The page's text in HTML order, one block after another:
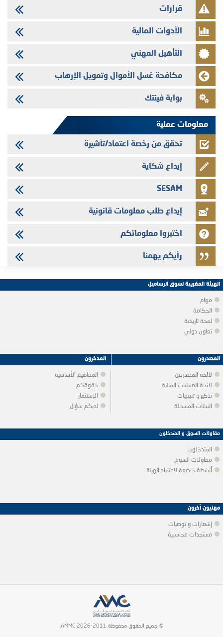
29/07/2026
تهنئة بمناسبة عيد العرش المجيد
29/07/2026
تنشر الهيئة المغربية لسوق الرساميل العدد الرابع عشر من مجلة سوق الرساميل
28/07/2026
Med Paper - تجاوز حد المساهمة 5%
24/07/2026
Saham Leasing - التحيين السنوي لملف المعلومات المتعلق ببرنامج إصدار
قرارات
الأدوات المالية
التأهيل المهني
مكافحة غسل الأموال وتمويل الإرهاب
بوابة فينتك
معلومات عملية
تحقق من رخصة اعتماد/تأشيرة
إيداع شكاية
SESAM
إيداع طلب معلومات قانونية
اختبروا معلوماتكم
رأيكم يهمنا
الهيئة المغربية لسوق الرساميل
مهام
الحكامة
لمحة تاريخية
تعاون دولي
المدخرون
المفاهيم الأساسية
حقوقكم
الإستثمار
لديكم سؤال
المصدرون
لائحة المصدريين
لائحة العمليات المالية
تذكير و تنبيهات
البيانات المسجلة
مقاولات السوق و المتدخلون
المتدخلون
مقاولات السوق
أنشطة خاضعة لاعتماد الهيئة
مهنيون آخرون
إشعارات و توصيات
مستجدات محاسبية
© جميع الحقوق محفوظة 2011-2026 AMMC.